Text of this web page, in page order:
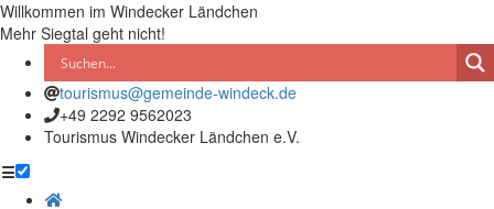
Willkommen im Windecker Ländchen
Mehr Siegtal geht nicht!
tourismus@gemeinde-windeck.de
+49 2292 9562023
Tourismus Windecker Ländchen e.V.
☰